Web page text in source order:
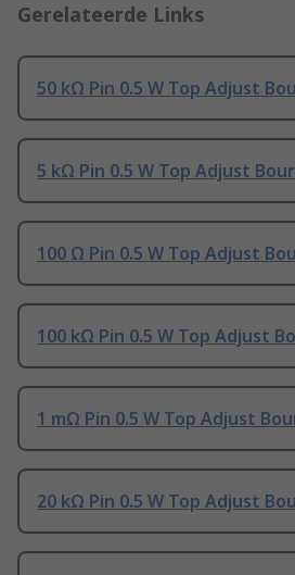
Gerelateerde Links
50 kΩ Pin 0.5 W Top Adjust
5 kΩ Pin 0.5 W Top Adjust
100 Ω Pin 0.5 W Top Adjust
100 kΩ Pin 0.5 W Top Adjust
1 mΩ Pin 0.5 W Top Adjust
20 kΩ Pin 0.5 W Top Adjust